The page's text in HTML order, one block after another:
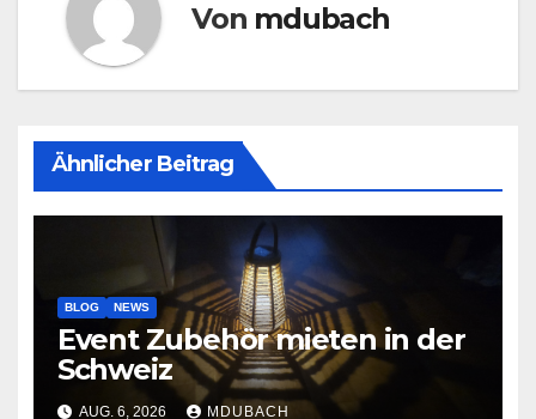
Von mdubach
Ähnlicher Beitrag
BLOG NEWS
Event Zubehör mieten in der
Schweiz
AUG. 6, 2026 MDUBACH